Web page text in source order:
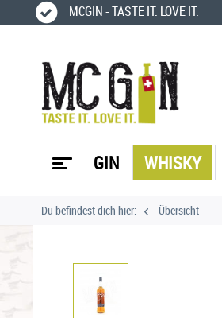
MCGIN - TASTE IT. LOVE IT.
GIN WHISKY
Du befindest dich hier: Übersicht